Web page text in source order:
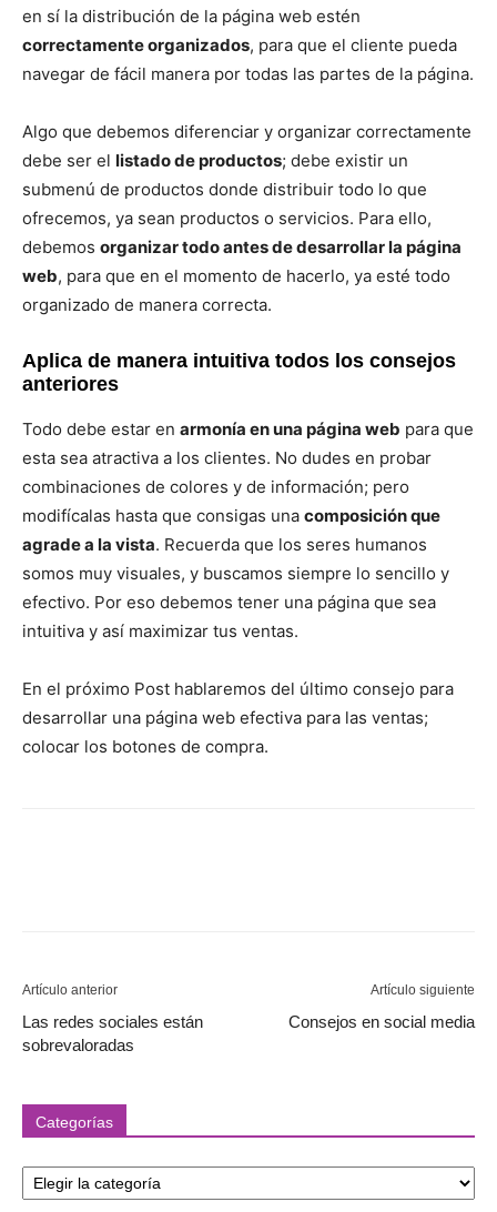
en sí la distribución de la página web estén
correctamente organizados, para que el cliente pueda
navegar de fácil manera por todas las partes de la página.
Algo que debemos diferenciar y organizar correctamente
debe ser el listado de productos; debe existir un
submenú de productos donde distribuir todo lo que
ofrecemos, ya sean productos o servicios. Para ello,
debemos organizar todo antes de desarrollar la página
web, para que en el momento de hacerlo, ya esté todo
organizado de manera correcta.
Aplica de manera intuitiva todos los consejos
anteriores
Todo debe estar en armonía en una página web para que
esta sea atractiva a los clientes. No dudes en probar
combinaciones de colores y de información; pero
modifícalas hasta que consigas una composición que
agrade a la vista. Recuerda que los seres humanos
somos muy visuales, y buscamos siempre lo sencillo y
efectivo. Por eso debemos tener una página que sea
intuitiva y así maximizar tus ventas.
En el próximo Post hablaremos del último consejo para
desarrollar una página web efectiva para las ventas;
colocar los botones de compra.
Artículo anterior
Las redes sociales están
sobrevaloradas
Artículo siguiente
Consejos en social media
Categorías